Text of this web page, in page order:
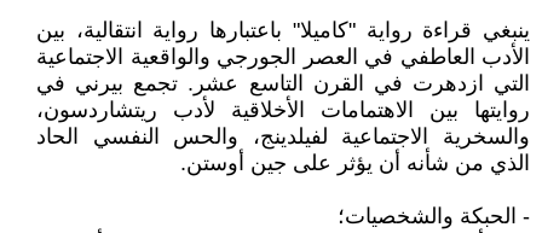
ينبغي قراءة رواية "كاميلا" باعتبارها رواية انتقالية، بين
الأدب العاطفي في العصر الجورجي والواقعية الاجتماعية
التي ازدهرت في القرن التاسع عشر. تجمع بيرني في
روايتها بين الاهتمامات الأخلاقية لأدب ريتشاردسون،
والسخرية الاجتماعية لفيلدينج، والحس النفسي الحاد
الذي من شأنه أن يؤثر على جين أوستن.
- الحبكة والشخصيات؛